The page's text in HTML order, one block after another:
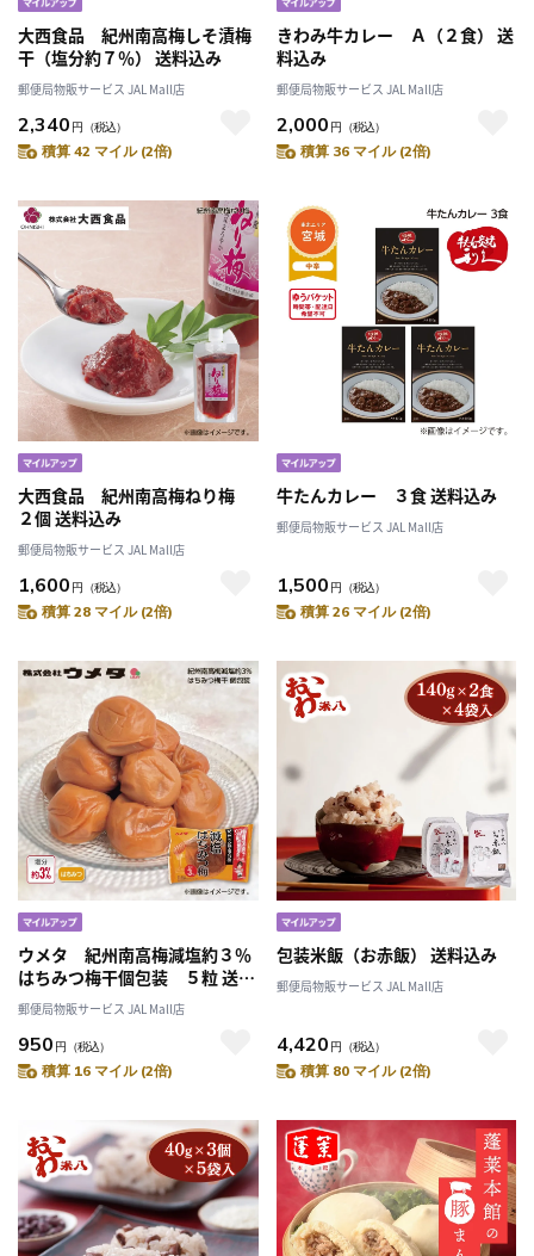
大西食品 紀州南高梅しそ漬梅
干（塩分約７％） 送料込み
郵便局物販サービス JAL Mall店
2,340 円 （税込）
積算 42 マイル (2倍)
きわみ牛カレー Ａ（２食） 送
料込み
郵便局物販サービス JAL Mall店
2,000 円 （税込）
積算 36 マイル (2倍)
大西食品 紀州南高梅ねり梅
２個 送料込み
郵便局物販サービス JAL Mall店
1,600 円 （税込）
積算 28 マイル (2倍)
牛たんカレー ３食 送料込み
郵便局物販サービス JAL Mall店
1,500 円 （税込）
積算 26 マイル (2倍)
ウメタ 紀州南高梅減塩約３％
はちみつ梅干個包装 ５粒 送料
込み
郵便局物販サービス JAL Mall店
950 円 （税込）
積算 16 マイル (2倍)
包装米飯（お赤飯） 送料込み
郵便局物販サービス JAL Mall店
4,420 円 （税込）
積算 80 マイル (2倍)